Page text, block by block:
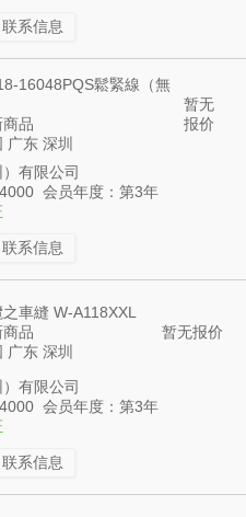
联系信息
16048PQS鬆緊線（無
品
广东 深圳
暂无
报价
有限公司
会员年度：第3年
联系信息
車縫 W-A118XXL
品
广东 深圳
暂无报价
有限公司
会员年度：第3年
联系信息